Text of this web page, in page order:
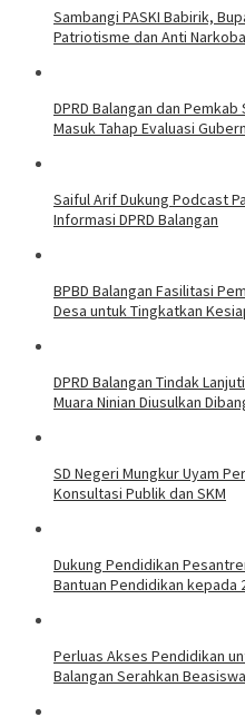
Sambangi PASKI Babirik,
Patriotisme dan Anti Narkoba
DPRD Balangan dan
Masuk Tahap Evaluasi
Saiful Arif Dukung Podcast
Informasi DPRD Balangan
BPBD Balangan Fasilitasi
Desa untuk Tingkatkan
DPRD Balangan Tindak
Muara Ninian Diusulkan
SD Negeri Mungkur Uyam
Konsultasi Publik dan SKM
Dukung Pendidikan
Bantuan Pendidikan kepada
Perluas Akses Pendidikan
Balangan Serahkan